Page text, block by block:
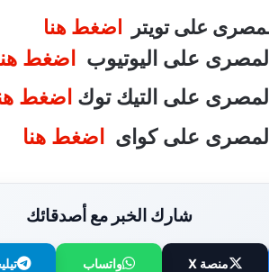
على تويتر اضغط هنا
المصرى على اليوتيوب اضغط
المصرى على التيك توك اضغط
المصرى على كواى اضغط هنا
شارك الخبر مع أصدقائك
منصة X واتساب